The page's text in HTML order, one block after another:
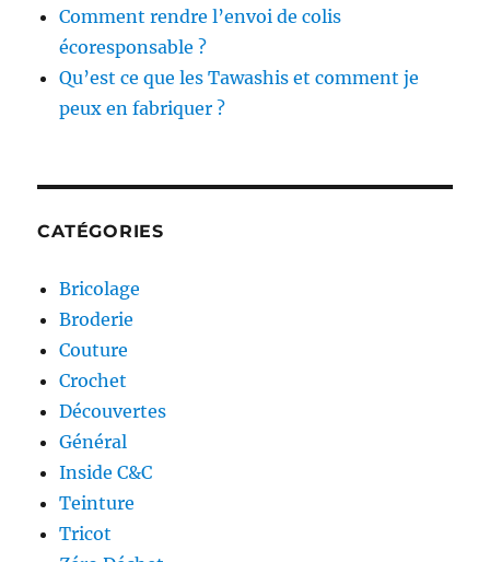
Comment rendre l’envoi de colis
écoresponsable ?
Qu’est ce que les Tawashis et comment je
peux en fabriquer ?
CATÉGORIES
Bricolage
Broderie
Couture
Crochet
Découvertes
Général
Inside C&C
Teinture
Tricot